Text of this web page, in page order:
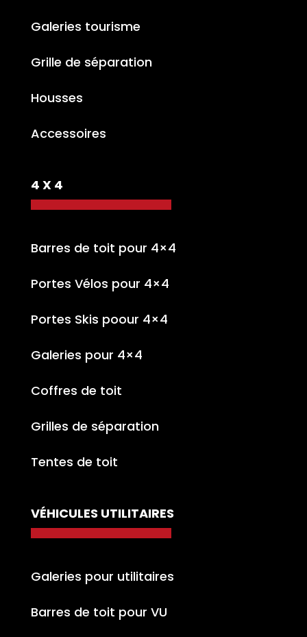
Galeries tourisme
Grille de séparation
Housses
Accessoires
4 X 4
Barres de toit pour 4×4
Portes Vélos pour 4×4
Portes Skis poour 4×4
Galeries pour 4×4
Coffres de toit
Grilles de séparation
Tentes de toit
VÉHICULES UTILITAIRES
Galeries pour utilitaires
Barres de toit pour VU